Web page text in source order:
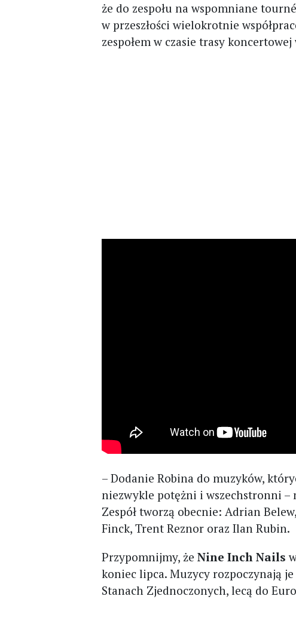
że do zespołu na wspomniane
w przeszłości wielokrotnie
zespołem w czasie trasy
– Dodanie Robina do muzyków,
niezwykle potężni i wszechstronni –
Zespół tworzą obecnie: Adrian
Finck, Trent Reznor oraz Ilan Rubin.
Przypomnijmy, żeNine Inch Nails
koniec lipca. Muzycy rozpoczynają
Stanach Zjednoczonych, lecą do